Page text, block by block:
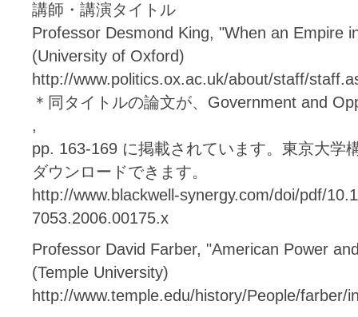
講師・講演タイトル
Professor Desmond King, "When an Empire
(University of Oxford)
http://www.politics.ox.ac.uk/about/staff/
＊同タイトルの論文が、Government and
,
pp. 163-169 に掲載されています。東京大学
ダウンロードできます。
http://www.blackwell-synergy.com/doi/pdf/
7053.2006.00175.x
Professor David Farber, "American Power
(Temple University)
http://www.temple.edu/history/People/farber/